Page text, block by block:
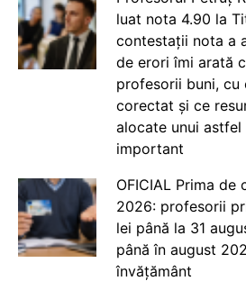
luat nota 4.90 la
contestații nota a
de erori îmi arată
profesorii buni, cu
corectat și ce
alocate unui astfel
important
OFICIAL Prima de
2026: profesorii
lei până la 31
până în august
învățământ